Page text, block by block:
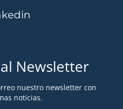
Newsletter
nuestro newsletter con
noticias.